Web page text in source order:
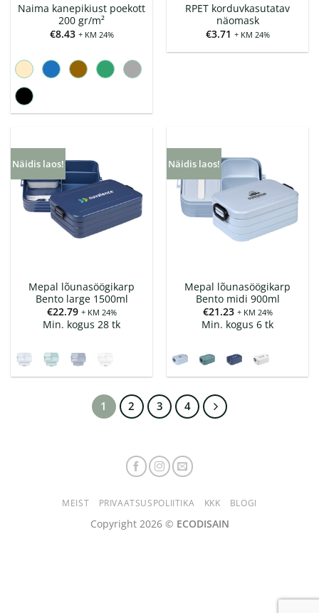
Naima kanepikiust poekott
200 gr/m²
€8.43 + KM 24%
RPET korduvkasutatav
näomask
€3.71 + KM 24%
Näidis laos!
Mepal lõunasöögikarp
Bento large 1500ml
€22.79 + KM 24%
Min. kogus 28 tk
Näidis laos!
Mepal lõunasöögikarp
Bento midi 900ml
€21.23 + KM 24%
Min. kogus 6 tk
1 2 3 4
MEIST PRIVAATSUSPOLIITIKA KKK BLOGI
Copyright 2026 © ECODISAIN